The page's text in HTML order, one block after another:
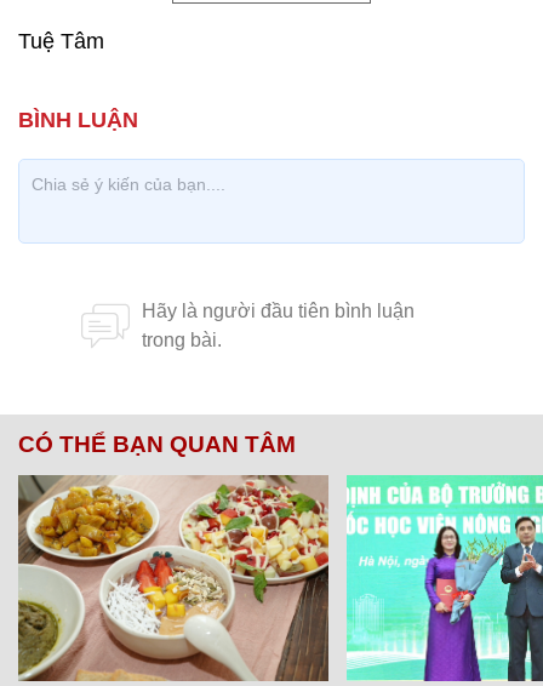
Tuệ Tâm
CÓ THỂ BẠN QUAN TÂM